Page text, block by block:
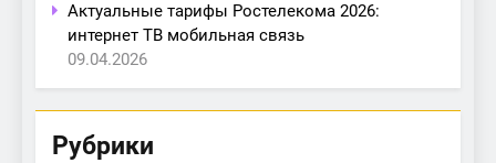
Актуальные тарифы Ростелекома 2026:
интернет ТВ мобильная связь
09.04.2026
Рубрики